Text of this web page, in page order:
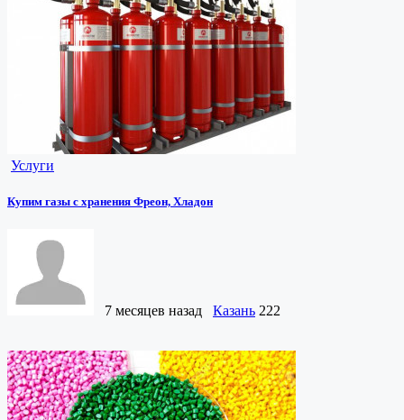
Услуги
Купим газы с хранения Фреон, Хладон
7 месяцев назад Казань 222